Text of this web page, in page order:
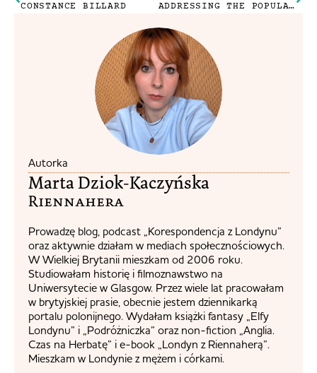
CONSTANCE BILLARD ADDRESSING THE POPULAR DEMAND…
Autorka
Marta Dziok-Kaczyńska
Riennahera​
Prowadzę blog, podcast „Korespondencja z Londynu”
oraz aktywnie działam w mediach społecznościowych.
W Wielkiej Brytanii mieszkam od 2006 roku.
Studiowałam historię i filmoznawstwo na
Uniwersytecie w Glasgow. Przez wiele lat pracowałam
w brytyjskiej prasie, obecnie jestem dziennikarką
portalu polonijnego. Wydałam książki fantasy „Elfy
Londynu” i „Podróżniczka” oraz non-fiction „Anglia.
Czas na Herbatę” i e-book „Londyn z Riennaherą”.
Mieszkam w Londynie z mężem i córkami.